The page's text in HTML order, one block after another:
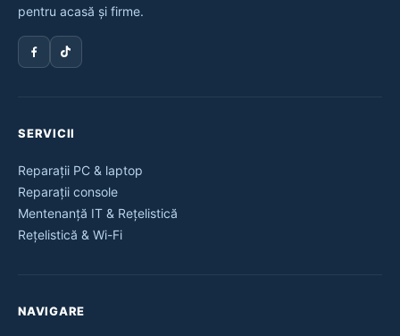
pentru acasă și firme.
SERVICII
Reparații PC & laptop
Reparații console
Mentenanță IT & Rețelistică
Rețelistică & Wi-Fi
NAVIGARE